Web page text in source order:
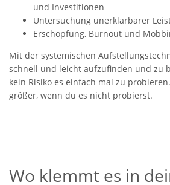
und Investitionen
Untersuchung unerklärbarer
Erschöpfung, Burnout und
Mit der systemischen
schnell und leicht aufzufinden und zu
kein Risiko es einfach mal zu
größer, wenn du es nicht probierst.
Wo klemmt es in